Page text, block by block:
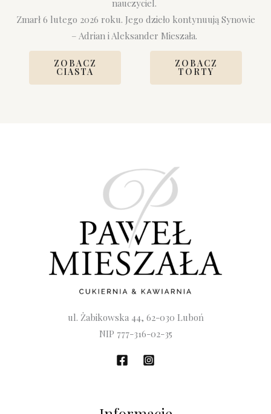
nauczyciel.
Zmarł 6 lutego 2026 roku. Jego dzieło kontynuują Synowie
– Adrian i Aleksander Mieszała.
ZOBACZ
CIASTA
ZOBACZ
TORTY
ul. Żabikowska 44, 62-030 Luboń
NIP 777-316-02-35